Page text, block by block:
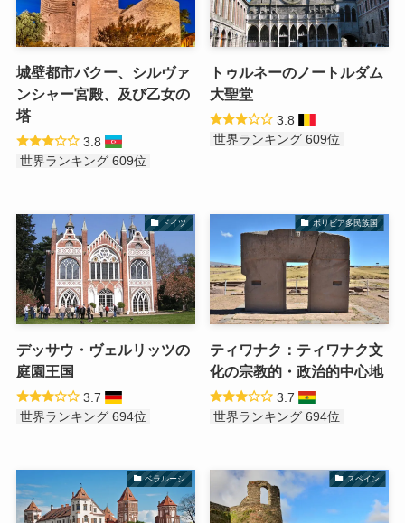
城壁都市バクー、シルヴァ
ンシャー宮殿、及び乙女の
塔
3.8
世界ランキング 609位
トゥルネーのノートルダム
大聖堂
3.8
世界ランキング 609位
ドイツ
デッサウ・ヴェルリッツの
庭園王国
3.7
世界ランキング 694位
ボリビア多民族国
ティワナク：ティワナク文
化の宗教的・政治的中心地
3.7
世界ランキング 694位
ベラルーシ スペイン